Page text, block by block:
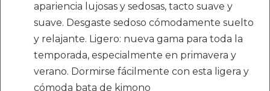
apariencia lujosas y sedosas, tacto suave y
suave. Desgaste sedoso cómodamente suelto
y relajante. Ligero: nueva gama para toda la
temporada, especialmente en primavera y
verano. Dormirse fácilmente con esta ligera y
cómoda bata de kimono